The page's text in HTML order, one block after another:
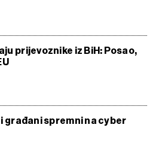
prijevoznike iz BiH: Posao,
i građani spremni na cyber